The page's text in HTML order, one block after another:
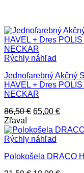
Rýchly náhľad
Jednofarebný Akčný
HAVEL + Dres
NECKAR
86,50€ Pôvodná
bola:
86,50 €.
65,00 €
je:
Zľava!
Rýchly náhľad
Polokošela DRACO